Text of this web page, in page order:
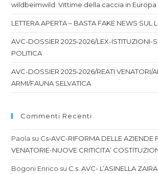
wildbeimwild: Vittime della caccia in Europa
LETTERA APERTA – BASTA FAKE NEWS SUL
AVC-DOSSIER 2025-2026/LEX-ISTITUZIONI-
POLITICA
AVC-DOSSIER 2025-2026/REATI VENATORI/
ARMI/FAUNA SELVATICA
Commenti Recenti
Paola su Cs-AVC-RIFORMA DELLE AZIENDE
VENATORIE-NUOVE CRITICITA’
Bogoni Enrico su C.s. AVC- L’ASINELLA